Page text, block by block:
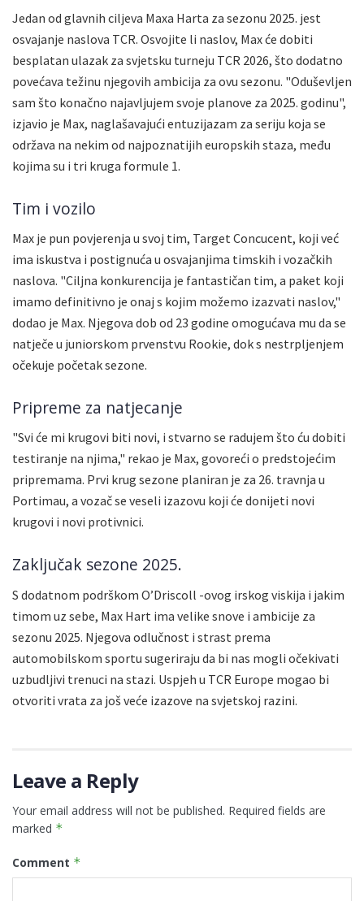
Jedan od glavnih ciljeva Maxa Harta za sezonu 2025. jest
osvajanje naslova TCR. Osvojite li naslov, Max će dobiti
besplatan ulazak za svjetsku turneju TCR 2026, što dodatno
povećava težinu njegovih ambicija za ovu sezonu. "Oduševljen
sam što konačno najavljujem svoje planove za 2025. godinu",
izjavio je Max, naglašavajući entuzijazam za seriju koja se
održava na nekim od najpoznatijih europskih staza, među
kojima su i tri kruga formule 1.
Tim i vozilo
Max je pun povjerenja u svoj tim, Target Concucent, koji već
ima iskustva i postignuća u osvajanjima timskih i vozačkih
naslova. "Ciljna konkurencija je fantastičan tim, a paket koji
imamo definitivno je onaj s kojim možemo izazvati naslov,"
dodao je Max. Njegova dob od 23 godine omogućava mu da se
natječe u juniorskom prvenstvu Rookie, dok s nestrpljenjem
očekuje početak sezone.
Pripreme za natjecanje
"Svi će mi krugovi biti novi, i stvarno se radujem što ću dobiti
testiranje na njima," rekao je Max, govoreći o predstojećim
pripremama. Prvi krug sezone planiran je za 26. travnja u
Portimau, a vozač se veseli izazovu koji će donijeti novi
krugovi i novi protivnici.
Zaključak sezone 2025.
S dodatnom podrškom O’Driscoll -ovog irskog viskija i jakim
timom uz sebe, Max Hart ima velike snove i ambicije za
sezonu 2025. Njegova odlučnost i strast prema
automobilskom sportu sugeriraju da bi nas mogli očekivati
uzbudljivi trenuci na stazi. Uspjeh u TCR Europe mogao bi
otvoriti vrata za još veće izazove na svjetskoj razini.
Leave a Reply
Your email address will not be published. Required fields are
marked *
Comment *